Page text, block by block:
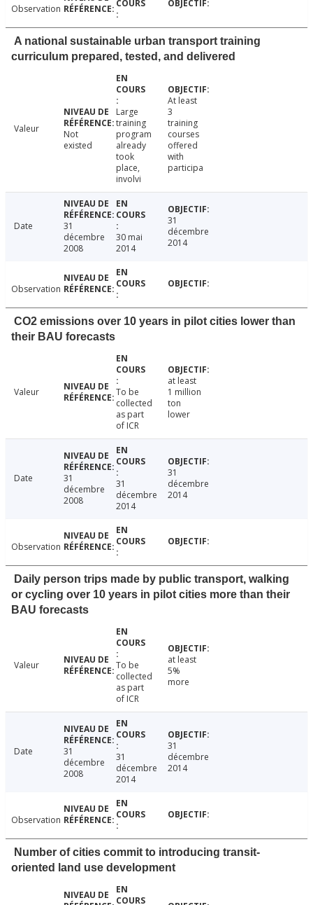
Observation
A national sustainable urban transport training
curriculum prepared, tested, and delivered
Valeur
Not
existed
Large
training
program
already
took
place,
involvi
At least
3
training
courses
offered
with
participa
Date
31
décembre
2008
30 mai
2014
31
décembre
2014
Observation
CO2 emissions over 10 years in pilot cities lower than
their BAU forecasts
Valeur
To be
collected
as part
of ICR
at least
1 million
ton
lower
Date
31
décembre
2008
31
décembre
2014
31
décembre
2014
Observation
Daily person trips made by public transport, walking
or cycling over 10 years in pilot cities more than their
BAU forecasts
Valeur
To be
collected
as part
of ICR
at least
5%
more
Date
31
décembre
2008
31
décembre
2014
31
décembre
2014
Observation
Number of cities commit to introducing transit-
oriented land use development